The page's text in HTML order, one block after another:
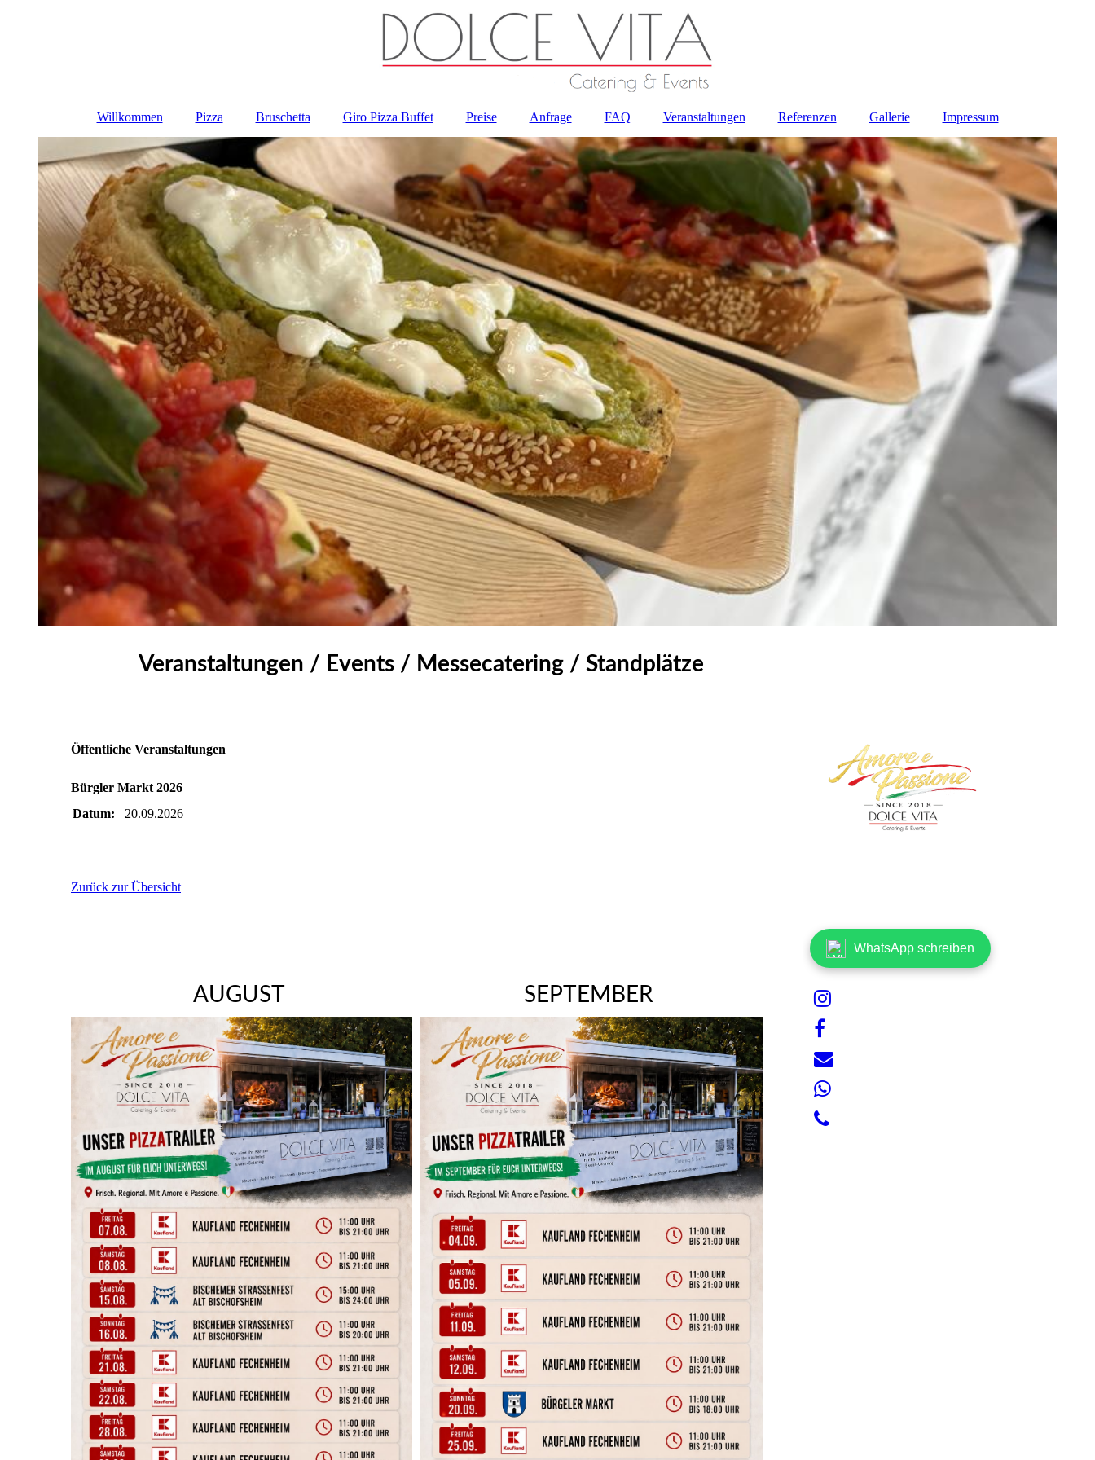
Willkommen Pizza Bruschetta Giro Pizza Buffet Preise Anfrage FAQ Veranstaltungen Referenzen Gallerie Impressum
Veranstaltungen / Events / Messecatering / Standplätze
Öffentliche Veranstaltungen
Bürgler Markt 2026
Datum:
20.09.2026
Zurück zur Übersicht
AUGUST SEPTEMBER